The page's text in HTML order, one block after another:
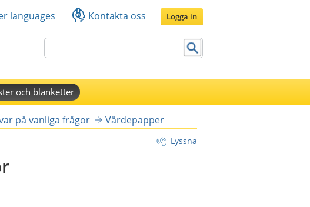
languages Kontakta oss Logga in
och blanketter
på vanliga frågor Värdepapper
Lyssna